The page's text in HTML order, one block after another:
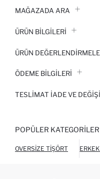
MAĞAZADA ARA
ÜRÜN BILGILERI
ÜRÜN
ÖDEME BİLGİLERİ
TESLIMAT İADE VE
POPÜLER KATEGORILER
OVERSIZE TIŞÖRT